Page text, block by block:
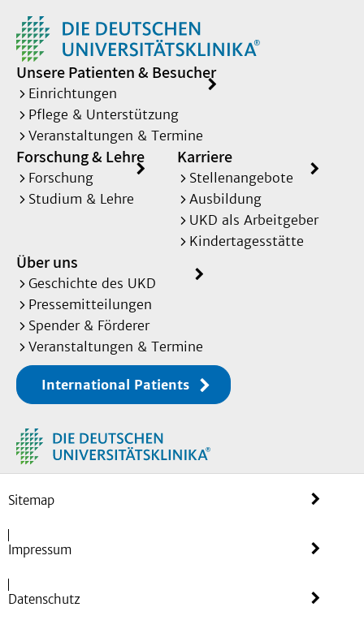
Unsere Patienten & Besucher
Einrichtungen
Pflege & Unterstützung
Veranstaltungen & Termine
Forschung & Lehre
Forschung
Studium & Lehre
Karriere
Stellenangebote
Ausbildung
UKD als Arbeitgeber
Kindertagesstätte
Über uns
Geschichte des UKD
Pressemitteilungen
Spender & Förderer
Veranstaltungen & Termine
International Patients
Sitemap
Impressum
Datenschutz